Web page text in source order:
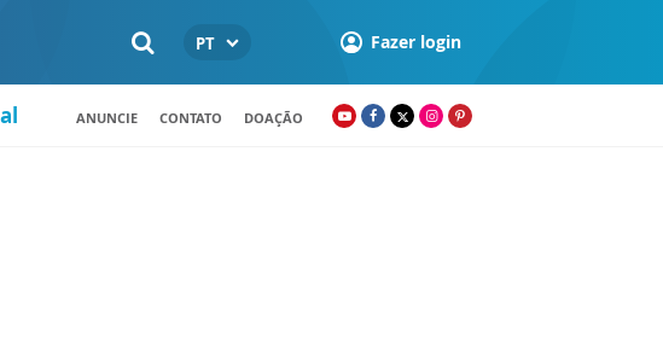
PT Fazer login
ANUNCIE CONTATO DOAÇÃO